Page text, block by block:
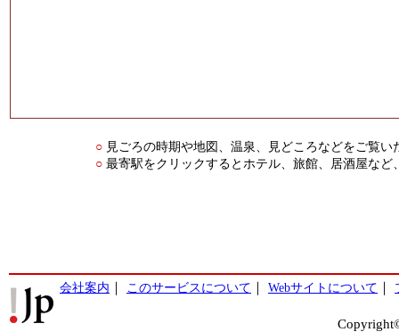
○ 見ごろの時期や地図、温泉、見どころなどをご覧い
○ 最寄駅をクリックするとホテル、旅館、居酒屋な
会社案内 このサービスについて Webサイトについて